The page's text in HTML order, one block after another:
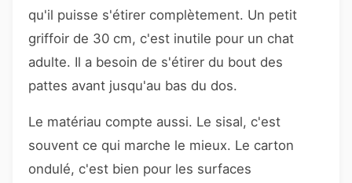
qu'il puisse s'étirer complètement. Un petit
griffoir de 30 cm, c'est inutile pour un chat
adulte. Il a besoin de s'étirer du bout des
pattes avant jusqu'au bas du dos.
Le matériau compte aussi. Le sisal, c'est
souvent ce qui marche le mieux. Le carton
ondulé, c'est bien pour les surfaces